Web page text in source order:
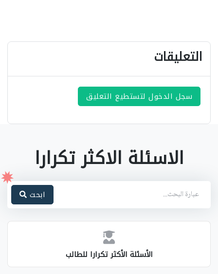
التعليقات
سجل الدخول لتستطيع التعليق
الاسئلة الاكثر تكرارا
ابحث
الأسئلة الأكثر تكرارا للطالب